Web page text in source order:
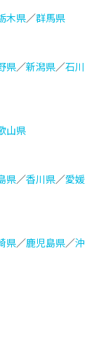
木県／群馬県
県／新潟県／石川
山県
県／香川県／愛媛
県／鹿児島県／沖